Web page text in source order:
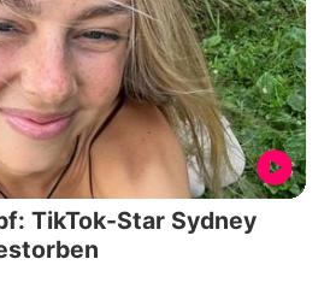
TikTok-Star Sydney